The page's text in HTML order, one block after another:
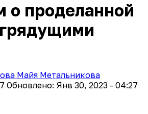
о проделанной
Майя Метальникова
Обновлено: Янв 30, 2023 - 04:27